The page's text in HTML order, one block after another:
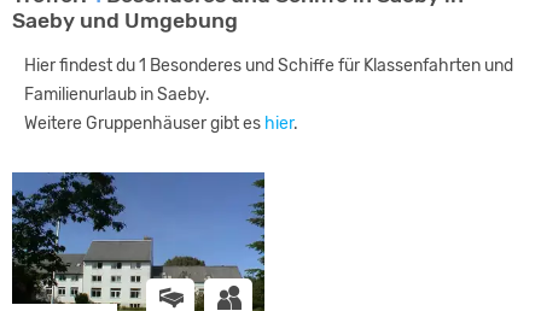
Saeby und Umgebung
Hier findest du 1 Besonderes und Schiffe für Klassenfahrten und
Familienurlaub in Saeby.
Weitere Gruppenhäuser gibt es hier.